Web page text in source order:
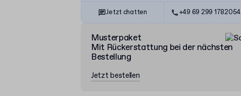
Jetzt chatten +49 69 299 1782054
Musterpaket
Mit Rückerstattung bei der nächsten
Bestellung
Jetzt bestellen